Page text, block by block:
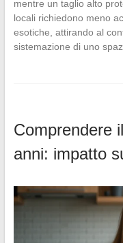
mentre un taglio alto
locali richiedono meno
esotiche, attirando al
sistemazione di uno
Comprendere
anni: impatto